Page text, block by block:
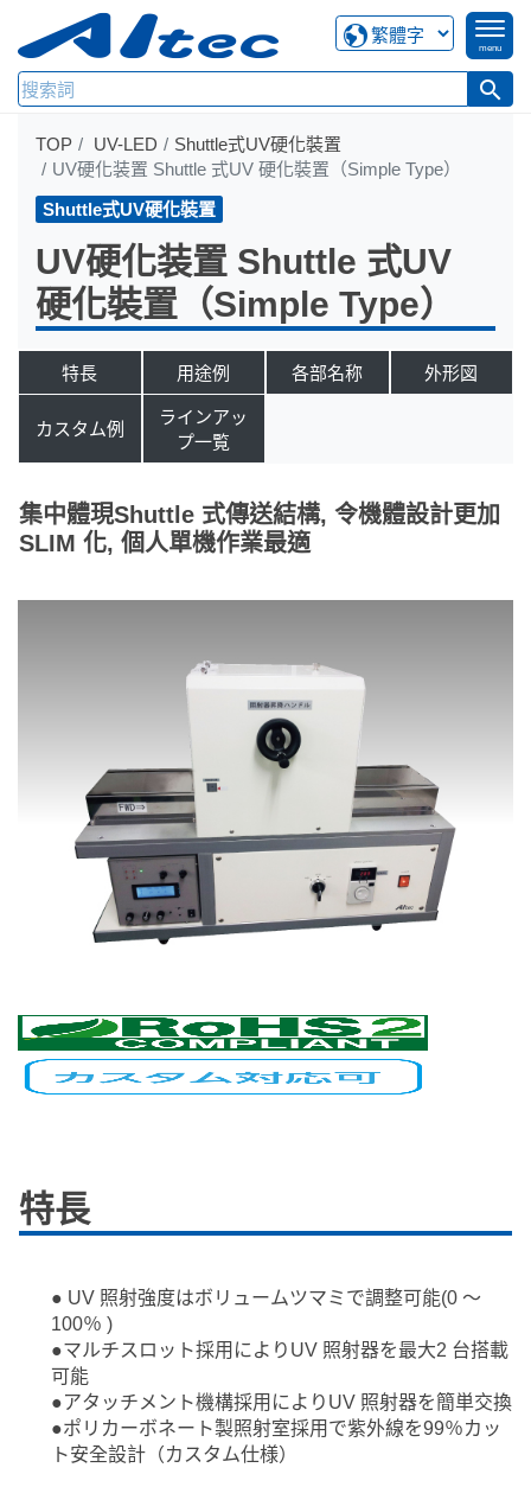
menu
search
TOP UV-LED
Shuttle式UV硬化裝置
UV硬化装置 Shuttle 式UV 硬化裝置（Simple Type）
Shuttle式UV硬化裝置
UV硬化装置 Shuttle 式UV
硬化裝置（Simple Type）
特長 用途例 各部名称 外形図
カスタム例
ラインアッ
プ一覧
集中體現Shuttle 式傳送結構, 令機體設計更加
SLIM 化, 個人單機作業最適
特長
● UV 照射強度はボリュームツマミで調整可能(0 ～
100％ )
●マルチスロット採用によりUV 照射器を最大2 台搭載
可能
●アタッチメント機構採用によりUV 照射器を簡単交換
●ポリカーボネート製照射室採用で紫外線を99％カッ
ト安全設計（カスタム仕様）